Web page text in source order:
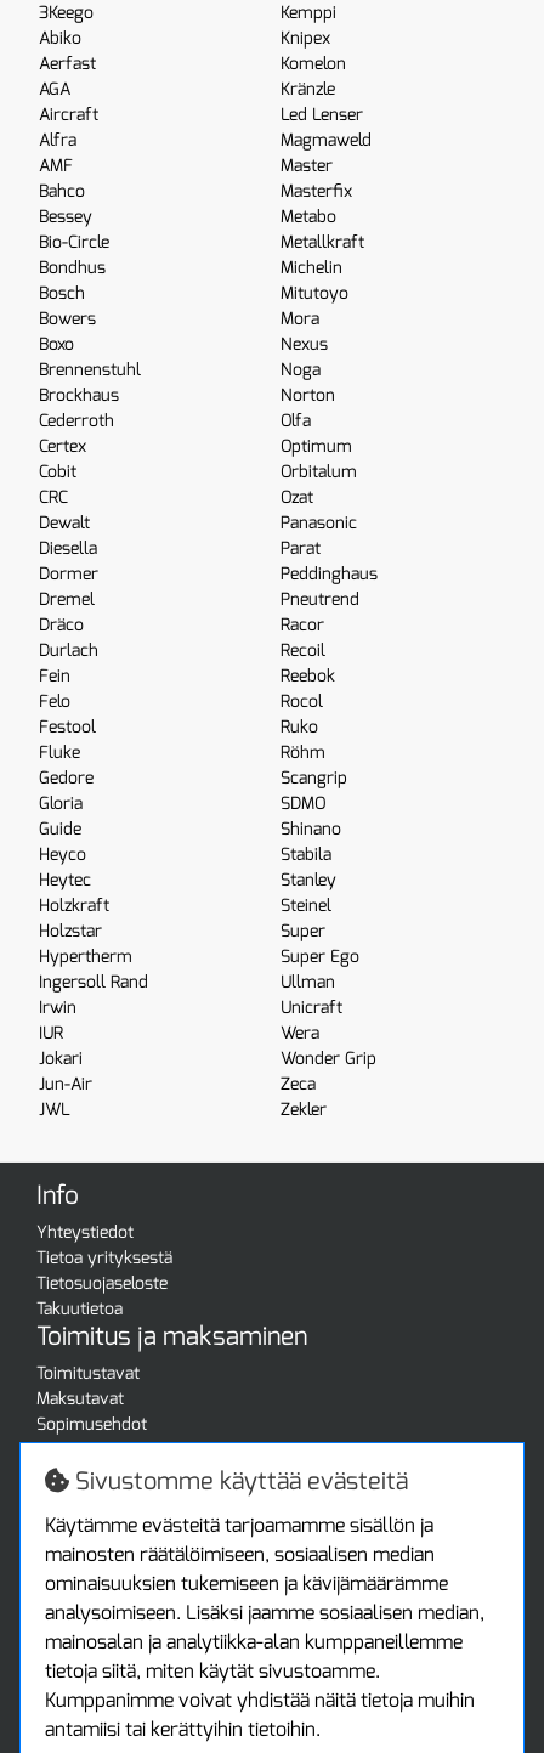
3Keego
Abiko
Aerfast
AGA
Aircraft
Alfra
AMF
Bahco
Bessey
Bio-Circle
Bondhus
Bosch
Bowers
Boxo
Brennenstuhl
Brockhaus
Cederroth
Certex
Cobit
CRC
Dewalt
Diesella
Dormer
Dremel
Dräco
Durlach
Fein
Felo
Festool
Fluke
Gedore
Gloria
Guide
Heyco
Heytec
Holzkraft
Holzstar
Hypertherm
Ingersoll Rand
Irwin
IUR
Jokari
Jun-Air
JWL
Kemppi
Knipex
Komelon
Kränzle
Led Lenser
Magmaweld
Master
Masterfix
Metabo
Metallkraft
Michelin
Mitutoyo
Mora
Nexus
Noga
Norton
Olfa
Optimum
Orbitalum
Ozat
Panasonic
Parat
Peddinghaus
Pneutrend
Racor
Recoil
Reebok
Rocol
Ruko
Röhm
Scangrip
SDMO
Shinano
Stabila
Stanley
Steinel
Super
Super Ego
Ullman
Unicraft
Wera
Wonder Grip
Zeca
Zekler
Info
Yhteystiedot
Tietoa yrityksestä
Tietosuojaseloste
Takuutietoa
Toimitus ja maksaminen
Toimitustavat
Maksutavat
Sopimusehdot
Turvallista ostamista
Jälleenmyyjille
Tax free / verovapaa myynti
Asiakastilini
Asiakastili
Luo tili
Kirjaudu sisään
Ota yhteyttä
Protools Oy
Tuottajankatu 13
Sivustomme käyttää evästeitä
Käytämme evästeitä tarjoamamme sisällön ja
mainosten räätälöimiseen, sosiaalisen median
ominaisuuksien tukemiseen ja kävijämäärämme
analysoimiseen. Lisäksi jaamme sosiaalisen median,
mainosalan ja analytiikka-alan kumppaneillemme
tietoja siitä, miten käytät sivustoamme.
Kumppanimme voivat yhdistää näitä tietoja muihin
antamiisi tai kerättyihin tietoihin.